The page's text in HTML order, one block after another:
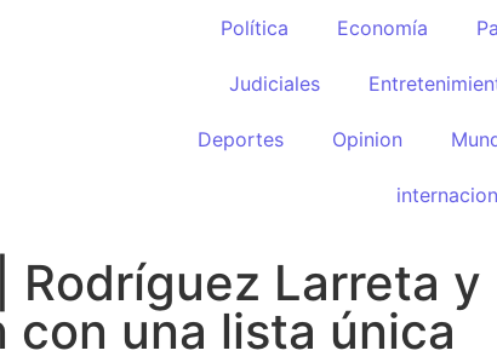
Política Economía
Judiciales
Deportes Opinion
Rodríguez Larreta y
con una lista única